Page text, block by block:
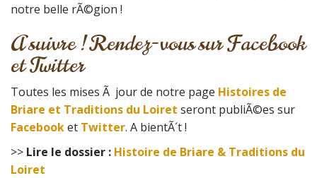
notre belle rÃ©gion !
A suivre ! Rendez-vous sur Facebook
et Twitter
Toutes les mises Ã jour de notre page Histoires de
Briare et Traditions du Loiret seront publiÃ©es sur
Facebooket Twitter. A bientÃ´t !
>> Lire le dossier : Histoire de Briare & Traditions du
Loiret